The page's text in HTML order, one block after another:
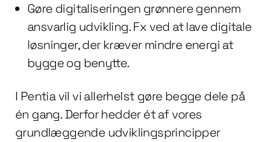
Gøre digitaliseringen grønnere gennem
ansvarlig udvikling. Fx ved at lave digitale
løsninger, der kræver mindre energi at
bygge og benytte.
I Pentia vil vi allerhelst gøre begge dele på
én gang. Derfor hedder ét af vores
grundlæggende udviklingsprincipper